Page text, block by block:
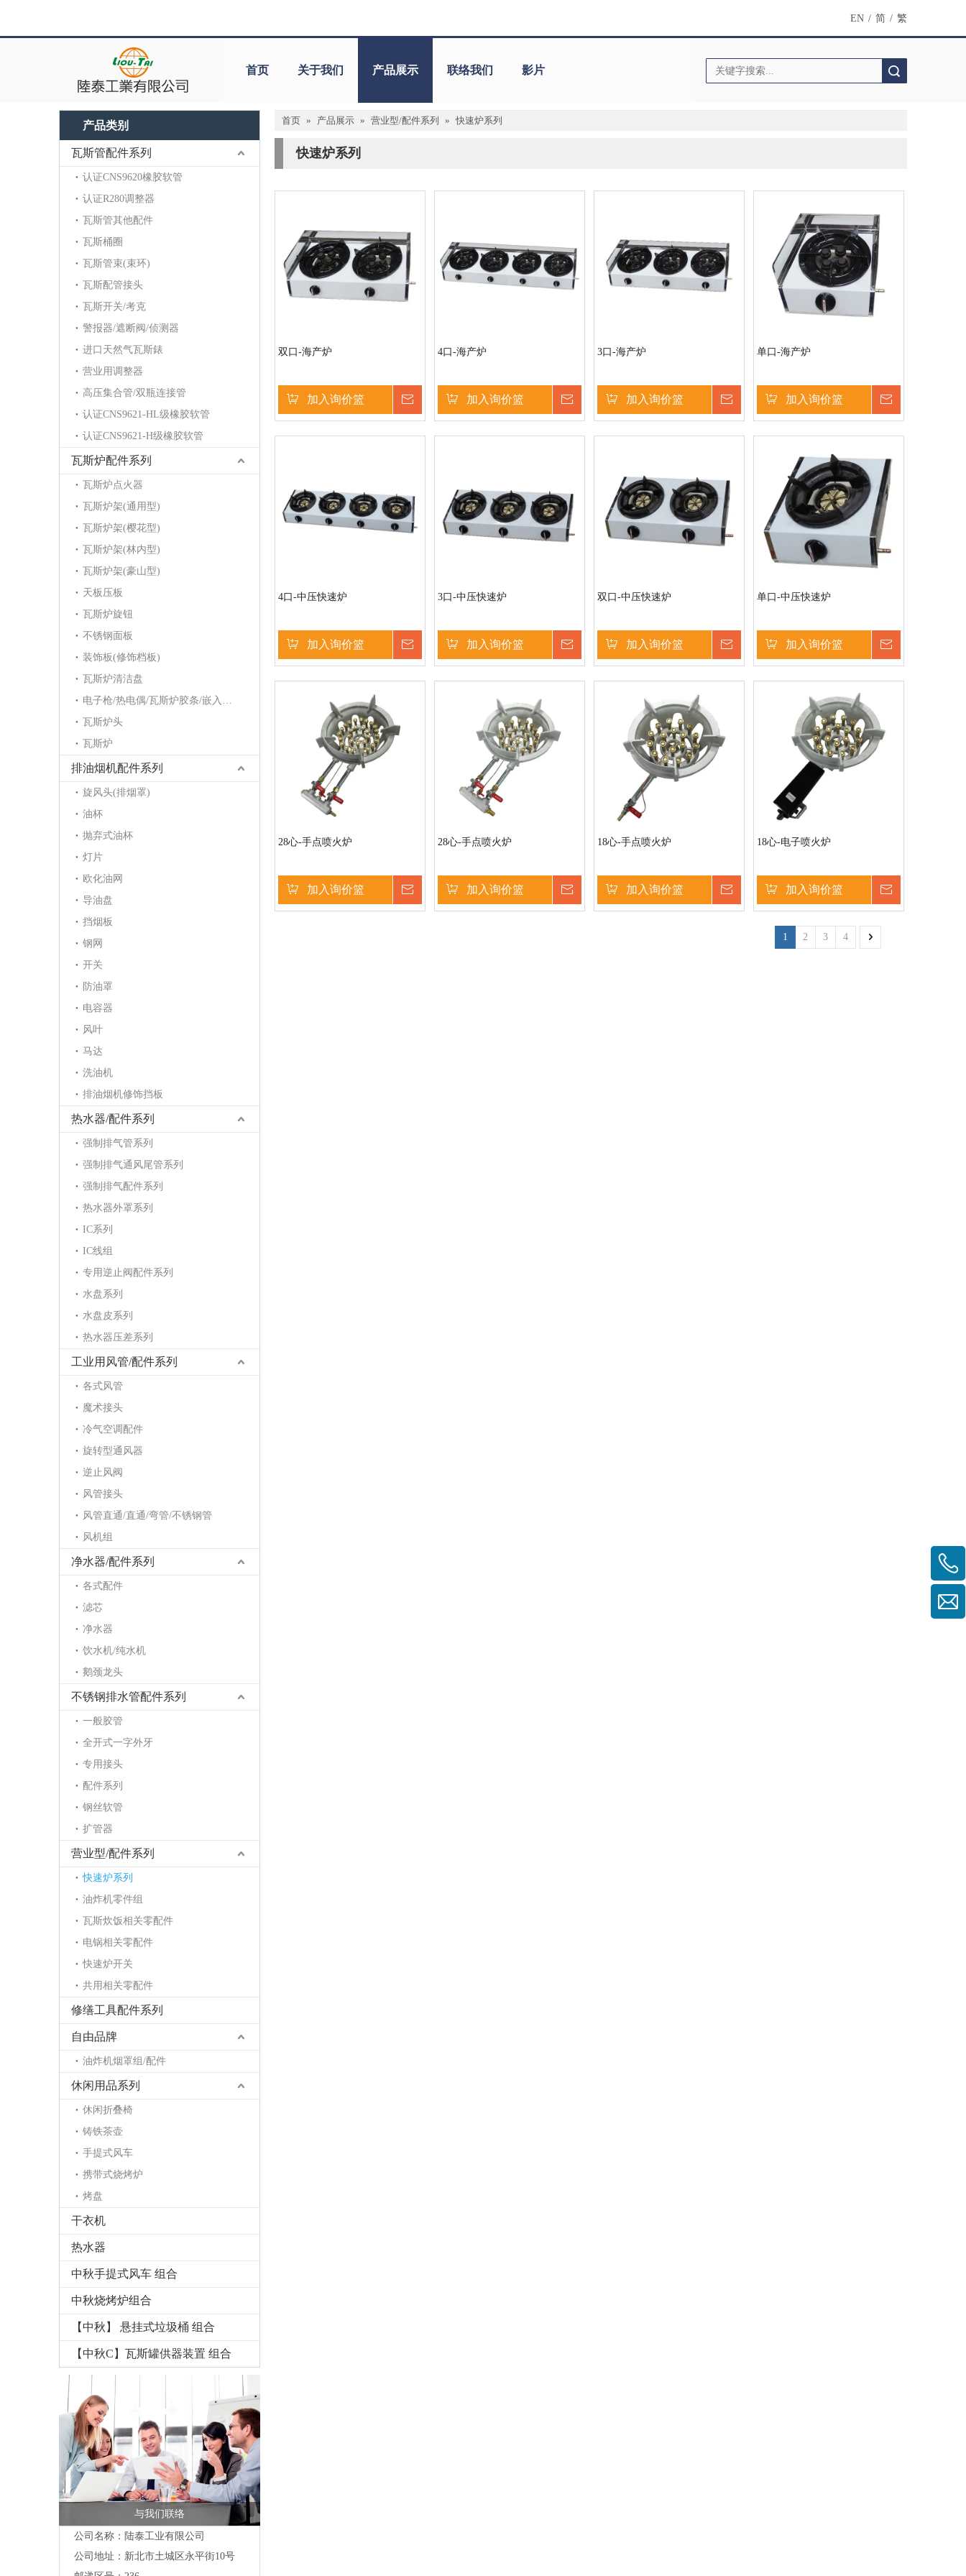
EN / 简 / 繁
首页 关于我们 产品展示 联络我们 影片
产品类别
瓦斯管配件系列
认证CNS9620橡胶软管
认证R280调整器
瓦斯管其他配件
瓦斯桶圈
瓦斯管束(束环)
瓦斯配管接头
瓦斯开关/考克
警报器/遮断阀/侦测器
进口天然气瓦斯錶
营业用调整器
高压集合管/双瓶连接管
认证CNS9621-HL级橡胶软管
认证CNS9621-H级橡胶软管
瓦斯炉配件系列
瓦斯炉点火器
瓦斯炉架(通用型)
瓦斯炉架(樱花型)
瓦斯炉架(林内型)
瓦斯炉架(豪山型)
天板压板
瓦斯炉旋钮
不锈钢面板
装饰板(修饰档板)
瓦斯炉清洁盘
电子枪/热电偶/瓦斯炉胶条/嵌入炉护角/点火针/电磁阀
瓦斯炉头
瓦斯炉
排油烟机配件系列
旋风头(排烟罩)
油杯
抛弃式油杯
灯片
欧化油网
导油盘
挡烟板
钢网
开关
防油罩
电容器
风叶
马达
洗油机
排油烟机修饰挡板
热水器/配件系列
强制排气管系列
强制排气通风尾管系列
强制排气配件系列
热水器外罩系列
IC系列
IC线组
专用逆止阀配件系列
水盘系列
水盘皮系列
热水器压差系列
工业用风管/配件系列
各式风管
魔术接头
冷气空调配件
旋转型通风器
逆止风阀
风管接头
风管直通/直通/弯管/不锈钢管
风机组
净水器/配件系列
各式配件
滤芯
净水器
饮水机/纯水机
鹅颈龙头
不锈钢排水管配件系列
一般胶管
全开式一字外牙
专用接头
配件系列
钢丝软管
扩管器
营业型/配件系列
快速炉系列
油炸机零件组
瓦斯炊饭相关零配件
电锅相关零配件
快速炉开关
共用相关零配件
修缮工具配件系列
自由品牌
油炸机烟罩组/配件
休闲用品系列
休闲折叠椅
铸铁茶壶
手提式风车
携带式烧烤炉
烤盘
干衣机
热水器
中秋手提式风车 组合
中秋烧烤炉组合
【中秋】 悬挂式垃圾桶 组合
【中秋C】瓦斯罐供器装置 组合
与我们联络
公司名称：陆泰工业有限公司
公司地址： 新北市土城区永平街10号
首页 » 产品展示 » 营业型/配件系列 » 快速炉系列
快速炉系列
双口-海产炉
加入询价篮
4口-海产炉
加入询价篮
3口-海产炉
加入询价篮
单口-海产炉
加入询价篮
4口-中压快速炉
加入询价篮
3口-中压快速炉
加入询价篮
双口-中压快速炉
加入询价篮
单口-中压快速炉
加入询价篮
28心-手点喷火炉
加入询价篮
28心-手点喷火炉
加入询价篮
18心-手点喷火炉
加入询价篮
18心-电子喷火炉
加入询价篮
1 2 3 4